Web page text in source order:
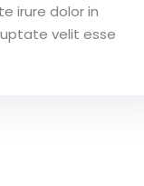
irure dolor in
velit esse